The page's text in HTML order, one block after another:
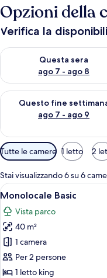
Opzioni della
Verifica la
Questa sera
ago 7 - ago 8
Verifica la disponibilità
Questo fine
ago 7 - ago 9
Verifica la disponibilità
Filtri
disponibili
per
le
camere
Tutte le camere 1 letto 2
Stai visualizzando 6 su 6
Apri
tutte
le
foto
per
Monolocale
Basic
29
Monolocale Basic
Vista parco
40 m²
1 camera
Per 2 persone
1 letto king